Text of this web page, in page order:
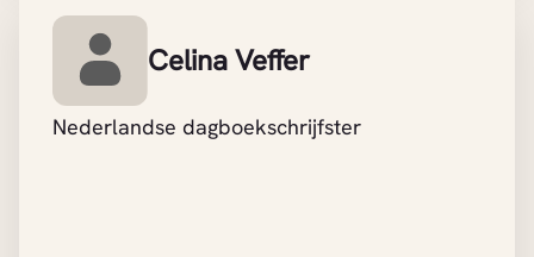
Celina Veffer
Nederlandse dagboekschrijfster